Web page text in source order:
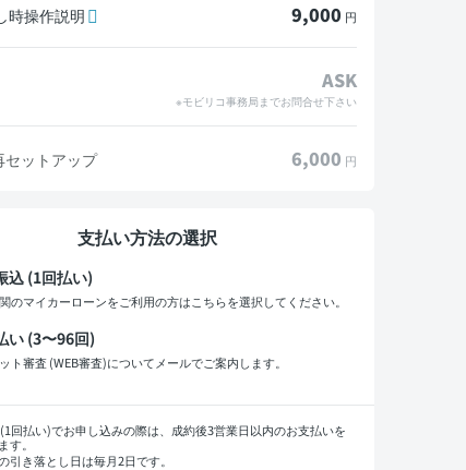
時操作説明 9,000 円
ASK
※モビリコ事務局までお問合せ下さい
セットアップ 6,000 円
支払い方法の選択
込 (1回払い)
のマイカーローンをご利用の方はこちらを選択してください。
い (3〜96回)
ト審査 (WEB審査)についてメールでご案内します。
回払い)でお申し込みの際は、成約後3営業日以内のお支払いを
す。
引き落とし日は毎月2日です。